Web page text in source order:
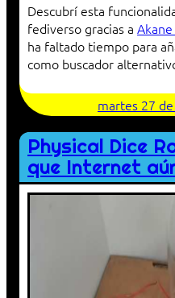
Descubrí esta
fediverso gracias a
ha faltado tiempo para
como buscador
martes 27
Physical Dice
que Internet